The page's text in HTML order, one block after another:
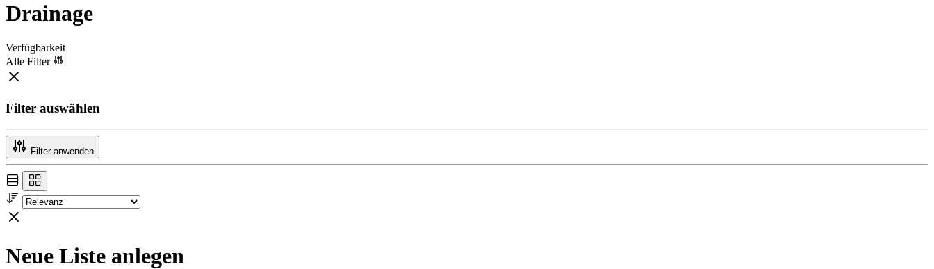
Drainage
Verfügbarkeit
Alle Filter
Filter auswählen
Filter anwenden
Neue Liste anlegen